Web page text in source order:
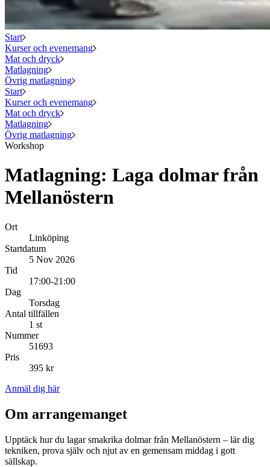
Start
Kurser och evenemang
Mat och dryck
Matlagning
Övrig matlagning
Start
Kurser och evenemang
Mat och dryck
Matlagning
Övrig matlagning
Workshop
Matlagning: Laga dolmar från
Mellanöstern
Ort
Linköping
Startdatum
5 Nov 2026
Tid
17:00-21:00
Dag
Torsdag
Antal tillfällen
1 st
Nummer
51693
Pris
395 kr
Anmäl dig här
Om arrangemanget
Upptäck hur du lagar smakrika dolmar från Mellanöstern – lär dig
tekniken, prova själv och njut av en gemensam middag i gott
sällskap.